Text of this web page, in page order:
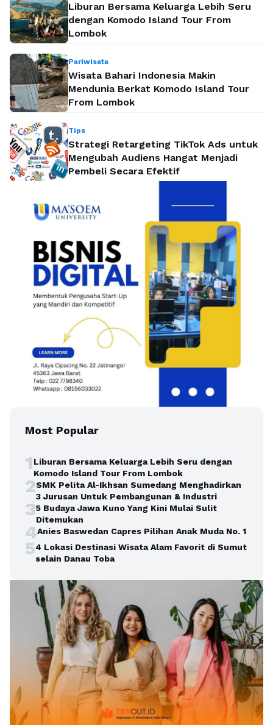
Liburan Bersama Keluarga Lebih Seru
dengan Komodo Island Tour From
Lombok
Pariwisata
Wisata Bahari Indonesia Makin
Mendunia Berkat Komodo Island Tour
From Lombok
Tips
Strategi Retargeting TikTok Ads untuk
Mengubah Audiens Hangat Menjadi
Pembeli Secara Efektif
Most Popular
1Liburan Bersama Keluarga Lebih Seru dengan
Komodo Island Tour From Lombok
2SMK Pelita Al-Ikhsan Sumedang Menghadirkan
3 Jurusan Untuk Pembangunan & Industri
35 Budaya Jawa Kuno Yang Kini Mulai Sulit
Ditemukan
4Anies Baswedan Capres Pilihan Anak Muda No. 1
54 Lokasi Destinasi Wisata Alam Favorit di Sumut
selain Danau Toba